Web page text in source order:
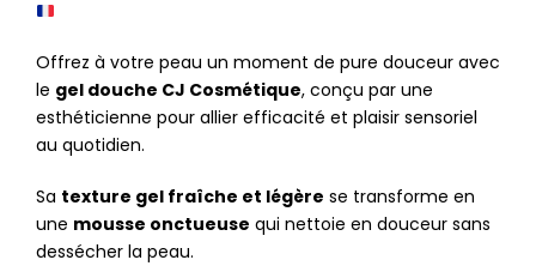
Offrez à votre peau un moment de pure douceur avec
le gel douche CJ Cosmétique, conçu par une
esthéticienne pour allier efficacité et plaisir sensoriel
au quotidien.
Sa texture gel fraîche et légère se transforme en
une mousse onctueuse qui nettoie en douceur sans
dessécher la peau.